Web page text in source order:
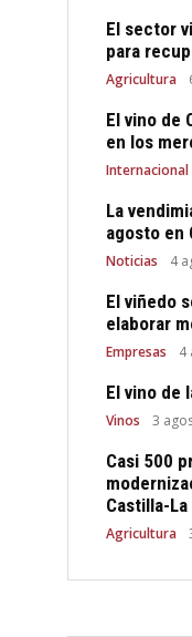
El sector
para
Agricultura
El vino de
en los
Internacional
La
agosto en
Noticias 4
El viñedo
elaborar
Empresas 4
El vino de
Vinos 3
Casi 500
Castilla-
Agricultura